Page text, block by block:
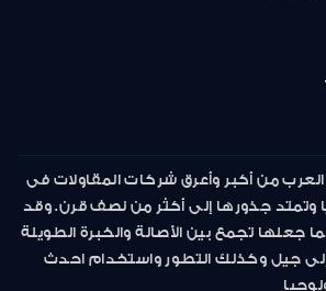
من أكبر وأعرق شركات المقاولات فى
وتمتد جذورها إلى أكثر من نصف قرن. وقد
جعلها تجمع بين الأصالة والخبرة الطويلة
جيل وكذلك التطور واستخدام احدث